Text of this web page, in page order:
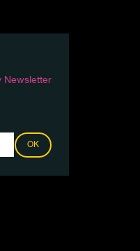
Newsletter
OK